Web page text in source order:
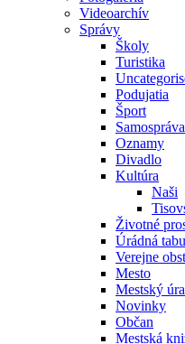
Videoarchív
Správy
Školy
Turistika
Podujatia
Šport
Samospráva
Oznamy
Divadlo
Kultúra
Naši
Životné
Úrádná
Verejne
Mesto
Mestský
Novinky
Občan
Mestská